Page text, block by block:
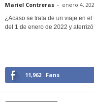
Mariel Contreras - enero 4,
¿Acaso se trata de un viaje en
del 1 de enero de 2022 y aterrizó
11,962 Fans